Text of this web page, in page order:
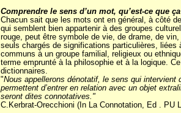
Comprendre le sens d’un mot, qu’est-ce que
Chacun sait que les mots ont en général, à côté
qui semblent bien appartenir à des groupes
rouge, peut être symbole de vie, de drame, de
seuls chargés de significations particulières, liées
communs à un groupe familial, religieux ou
terme emprunté à la philosophie et à la logique.
dictionnaires.
"Nous appellerons dénotatif, le sens qui intervient
permettent d’entrer en relation avec un objet
seront dites connotatives."
C.Kerbrat-Orecchioni (In La Connotation, Ed . PU